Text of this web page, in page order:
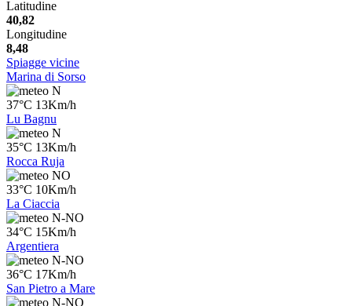
Latitudine
40,82
Longitudine
8,48
Spiagge vicine
Marina di Sorso
N
37°C 13Km/h
Lu Bagnu
N
35°C 13Km/h
Rocca Ruja
NO
33°C 10Km/h
La Ciaccia
N-NO
34°C 15Km/h
Argentiera
N-NO
36°C 17Km/h
San Pietro a Mare
N-NO